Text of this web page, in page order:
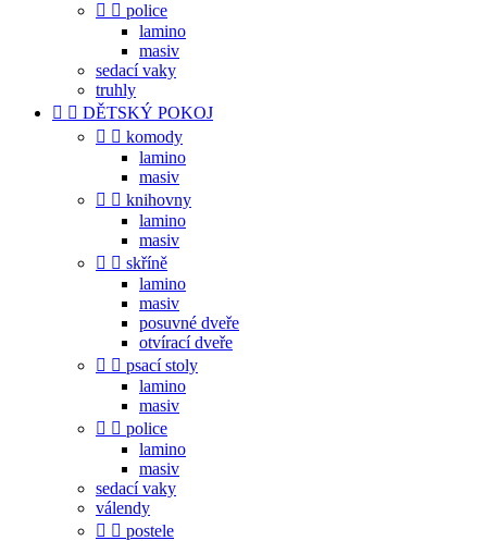
  police
lamino
masiv
sedací vaky
truhly
  DĚTSKÝ POKOJ
  komody
lamino
masiv
  knihovny
lamino
masiv
  skříně
lamino
masiv
posuvné dveře
otvírací dveře
  psací stoly
lamino
masiv
  police
lamino
masiv
sedací vaky
válendy
  postele